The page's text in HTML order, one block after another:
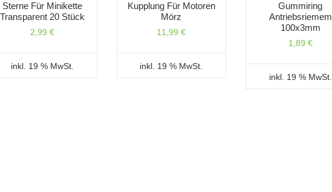
Sterne Für Minikette
Transparent 20 Stück
2,99€
inkl. 19 % MwSt.
Kupplung Für Motoren
Mörz
11,99€
inkl. 19 % MwSt.
Gummiring
Antriebsriemem
100x3mm
1,89 €
inkl. 19 % MwSt.